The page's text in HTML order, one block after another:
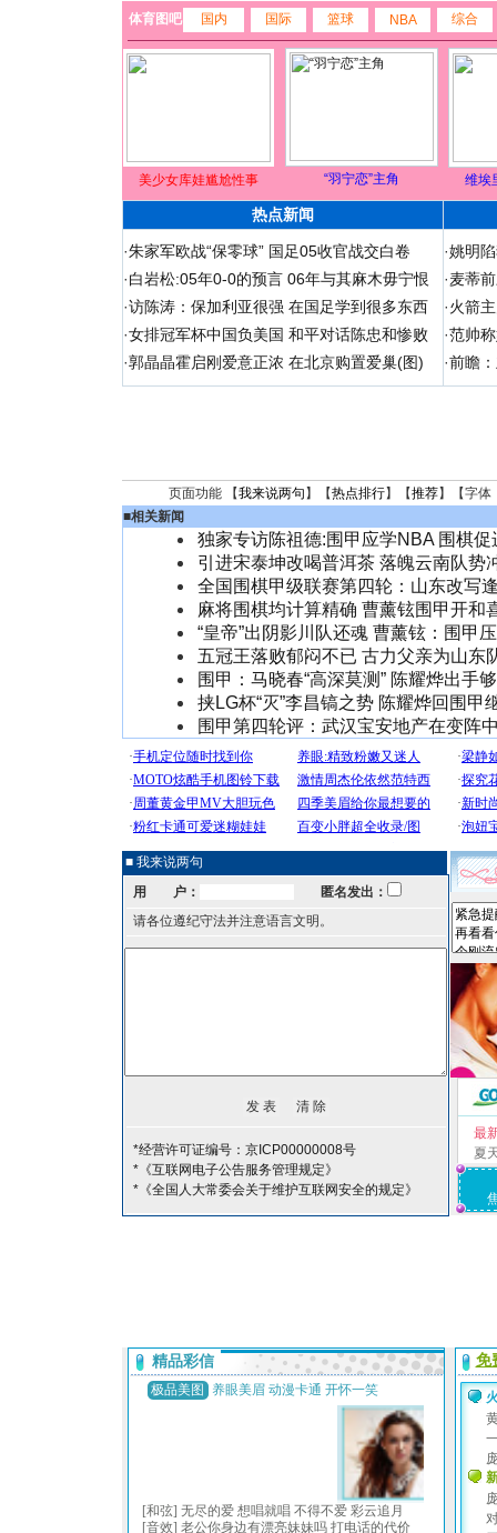
体育图吧 国内 国际 篮球 NBA 综合
美少女库娃尴尬性事 “羽宁恋”主角 维埃
热点新闻
·朱家军欧战“保零球” 国足05收官战交白卷
·白岩松:05年0-0的预言 06年与其麻木毋宁恨
·访陈涛：保加利亚很强 在国足学到很多东西
·女排冠军杯中国负美国 和平对话陈忠和惨败
·郭晶晶霍启刚爱意正浓 在北京购置爱巢(图)
·姚明
·麦蒂
·火箭
·范帅
·前瞻
页面功能 【我来说两句 】【热点排行】【推荐】【字体
■相关新闻
独家专访陈祖德:围甲应学NBA 围棋促
引进宋泰坤改喝普洱茶 落魄云南队势
全国围棋甲级联赛第四轮：山东改写
麻将围棋均计算精确 曹薰铉围甲开和
“皇帝”出阴影川队还魂 曹薰铉：围甲
五冠王落败郁闷不已 古力父亲为山东
围甲：马晓春“高深莫测” 陈耀烨出手够
挟LG杯“灭”李昌镐之势 陈耀烨回围甲
围甲第四轮评：武汉宝安地产在变阵
■ 我来说两句
用 户：
匿名发出：
请各位遵纪守法并注意语言文明。
*经营许可证编号：京ICP00000008号
*《互联网电子公告服务管理规定》
*《全国人大常委会关于维护互联网安全的规定》
最
夏